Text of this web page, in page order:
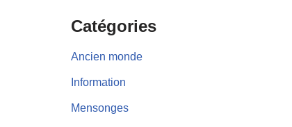
Catégories
Ancien monde
Information
Mensonges